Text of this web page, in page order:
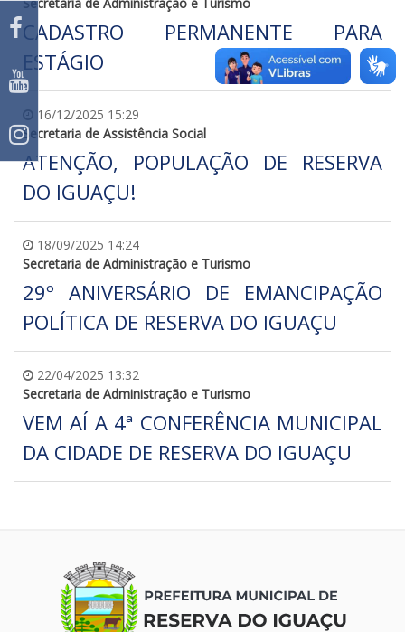
CADASTRO PERMANENTE PARA
ESTÁGIO
16/12/2025 15:29
Secretaria de Assistência Social
ATENÇÃO, POPULAÇÃO DE RESERVA
DO IGUAÇU!
18/09/2025 14:24
Secretaria de Administração e Turismo
29º ANIVERSÁRIO DE EMANCIPAÇÃO
POLÍTICA DE RESERVA DO IGUAÇU
22/04/2025 13:32
Secretaria de Administração e Turismo
VEM AÍ A 4ª CONFERÊNCIA MUNICIPAL
DA CIDADE DE RESERVA DO IGUAÇU